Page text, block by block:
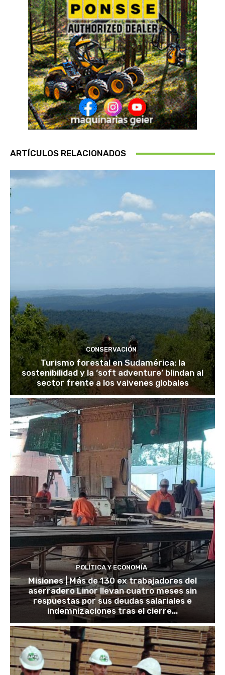
ARTÍCULOS RELACIONADOS
CONSERVACIÓN
Turismo forestal en Sudamérica: la
sostenibilidad y la ‘soft adventure’ blindan al
sector frente a los vaivenes globales
POLÍTICA Y ECONOMÍA
Misiones | Más de 130 ex trabajadores del
aserradero Linor llevan cuatro meses sin
respuestas por sus deudas salariales e
indemnizaciones tras el cierre...